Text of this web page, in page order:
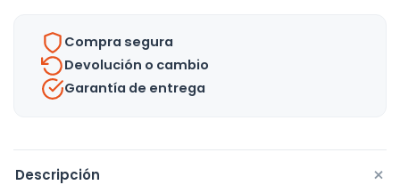
Estuche
Compra segura
Devolución o cambio
Garantía de entrega
Descripción +